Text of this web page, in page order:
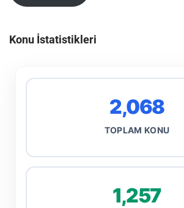
Konu İstatistikleri
2,068
TOPLAM KONU
1,257